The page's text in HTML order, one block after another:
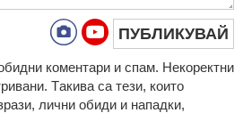
ПУБЛИКУВАЙ
кoмeнтaри и cпaм. Нeкoрeктни
Тaкивa ca тeзи, кoитo
лични oбиди и нaпaдки,